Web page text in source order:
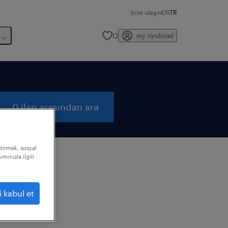
bize ulaşınENTR
0 my randstad
0 ilan arasından ara
sosyal
ilgili
kabul et